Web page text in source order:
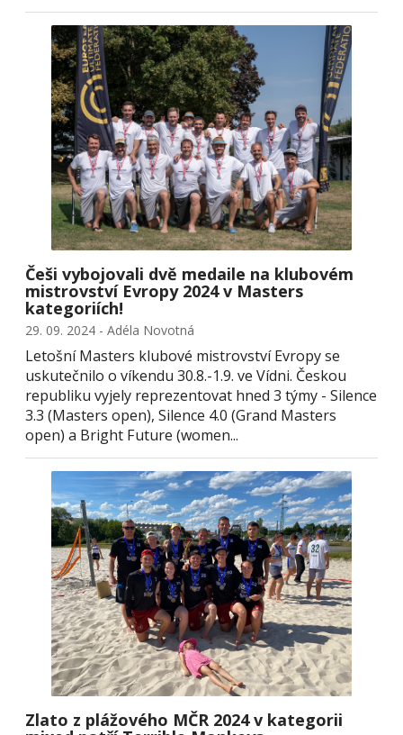
Češi vybojovali dvě medaile na klubovém
mistrovství Evropy 2024 v Masters
kategoriích!
29. 09. 2024 - Adéla Novotná
Letošní Masters klubové mistrovství Evropy se
uskutečnilo o víkendu 30.8.-1.9. ve Vídni. Českou
republiku vyjely reprezentovat hned 3 týmy - Silence
3.3 (Masters open), Silence 4.0 (Grand Masters
open) a Bright Future (women...
Zlato z plážového MČR 2024 v kategorii